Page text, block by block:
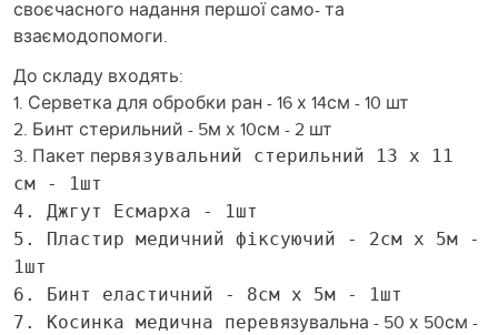
своєчасного надання першої само- та
взаємодопомоги.
До складу входять:
1. Серветка для обробки ран - 16 х 14см - 10 шт
2. Бинт стерильний - 5м х 10см - 2 шт
3. Пакет первязувальний стерильний 13 х 11
см - 1шт
4. Джгут Есмарха - 1шт
5. Пластир медичний фіксуючий - 2см х 5м -
1шт
6. Бинт еластичний - 8см х 5м - 1шт
7. Косинка медична перевязувальна - 50 х 50см -